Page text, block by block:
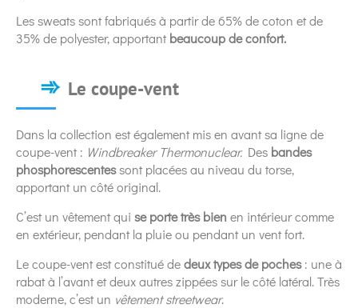
Les sweats sont fabriqués à partir de 65% de coton et de
35% de polyester, apportantbeaucoup de confort.
Le coupe-vent
Dans la collection est également mis en avant sa ligne de
coupe-vent : Windbreaker Thermonuclear. Des bandes
phosphorescentessont placées au niveau du torse,
apportant un côté original.
C’est un vêtement qui se porte très bien en intérieur comme
en extérieur, pendant la pluie ou pendant un vent fort.
Le coupe-vent est constitué dedeux types de poches: une à
rabat à l’avant et deux autres zippées sur le côté latéral. Très
moderne, c’est un vêtement streetwear.